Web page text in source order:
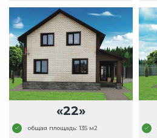
«22»
общая площадь: 135 м2